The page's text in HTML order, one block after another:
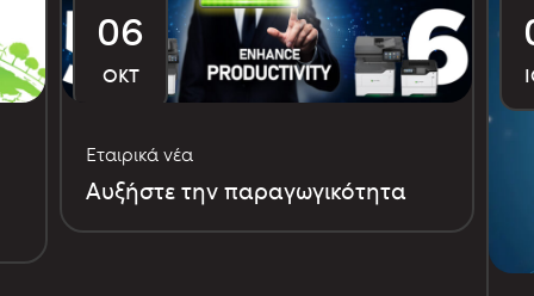
06
ΟΚΤ
Εταιρικά νέα
Αυξήστε την παραγωγικότητα